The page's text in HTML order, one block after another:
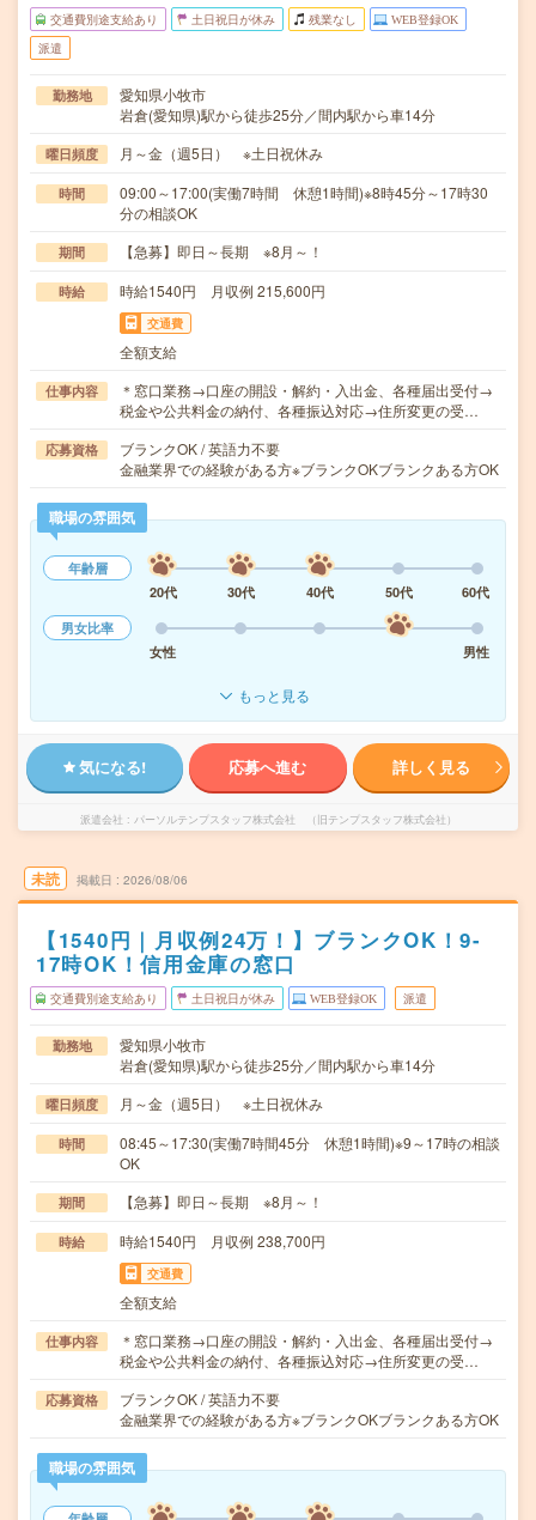
交通費別途支給あり 土日祝日が休み 残業なし WEB登録OK
派遣
勤務地
愛知県小牧市
岩倉(愛知県)駅から徒歩25分／間内駅から車14分
曜日頻度 月～金（週5日） ※土日祝休み
時間
09:00～17:00(実働7時間 休憩1時間)※8時45分～17時30
分の相談OK
期間 【急募】即日～長期 ※8月～！
時給 時給1540円 月収例 215,600円
交通費
全額支給
仕事内容
＊窓口業務→口座の開設・解約・入出金、各種届出受付→
税金や公共料金の納付、各種振込対応→住所変更の受…
応募資格
ブランクOK / 英語力不要
金融業界での経験がある方※ブランクOKブランクある方OK
職場の雰囲気
年齢層
20代
30代 40代 50代
60代
男女比率
女性
男性
もっと見る
気になる! 応募へ進む 詳しく見る
派遣会社 パーソルテンプスタッフ株式会社 （旧テンプスタッフ株式会社）
未読 掲載日 2026/08/06
【1540円｜月収例24万！】ブランクOK！9-
17時OK！信用金庫の窓口
交通費別途支給あり 土日祝日が休み WEB登録OK 派遣
勤務地
愛知県小牧市
岩倉(愛知県)駅から徒歩25分／間内駅から車14分
曜日頻度 月～金（週5日） ※土日祝休み
時間
08:45～17:30(実働7時間45分 休憩1時間)※9～17時の相談
OK
期間 【急募】即日～長期 ※8月～！
時給 時給1540円 月収例 238,700円
交通費
全額支給
仕事内容
＊窓口業務→口座の開設・解約・入出金、各種届出受付→
税金や公共料金の納付、各種振込対応→住所変更の受…
応募資格
ブランクOK / 英語力不要
金融業界での経験がある方※ブランクOKブランクある方OK
職場の雰囲気